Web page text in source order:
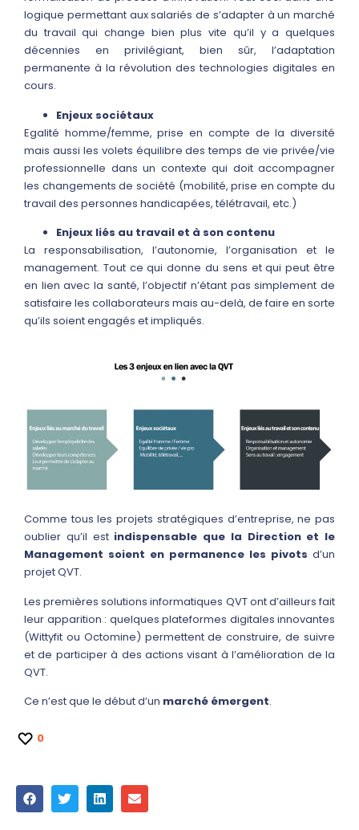
logique permettant aux salariés de s’adapter à un marché
du travail qui change bien plus vite qu’il y a quelques
décennies en privilégiant, bien sûr, l’adaptation
permanente à la révolution des technologies digitales en
cours.
Enjeux sociétaux
Egalité homme/femme, prise en compte de la diversité
mais aussi les volets équilibre des temps de vie privée/vie
professionnelle dans un contexte qui doit accompagner
les changements de société (mobilité, prise en compte du
travail des personnes handicapées, télétravail, etc.)
Enjeux liés au travail et à son contenu
La responsabilisation, l’autonomie, l’organisation et le
management. Tout ce qui donne du sens et qui peut être
en lien avec la santé, l’objectif n’étant pas simplement de
satisfaire les collaborateurs mais au-delà, de faire en sorte
qu’ils soient engagés et impliqués.
Comme tous les projets stratégiques d’entreprise, ne pas
oublier qu’il estindispensable que la Direction et le
Management soient en permanence les pivots d’un
projet QVT.
Les premières solutions informatiques QVT ont d’ailleurs fait
leur apparition : quelques plateformes digitales innovantes
(Wittyfit ou Octomine) permettent de construire, de suivre
et de participer à des actions visant à l’amélioration de la
QVT.
Ce n’est que le début d’un marché émergent.
0